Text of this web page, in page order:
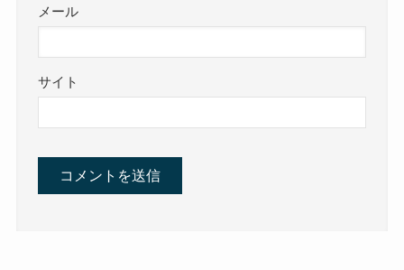
メール
サイト